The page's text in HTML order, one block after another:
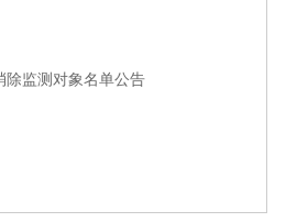
除监测对象名单公告